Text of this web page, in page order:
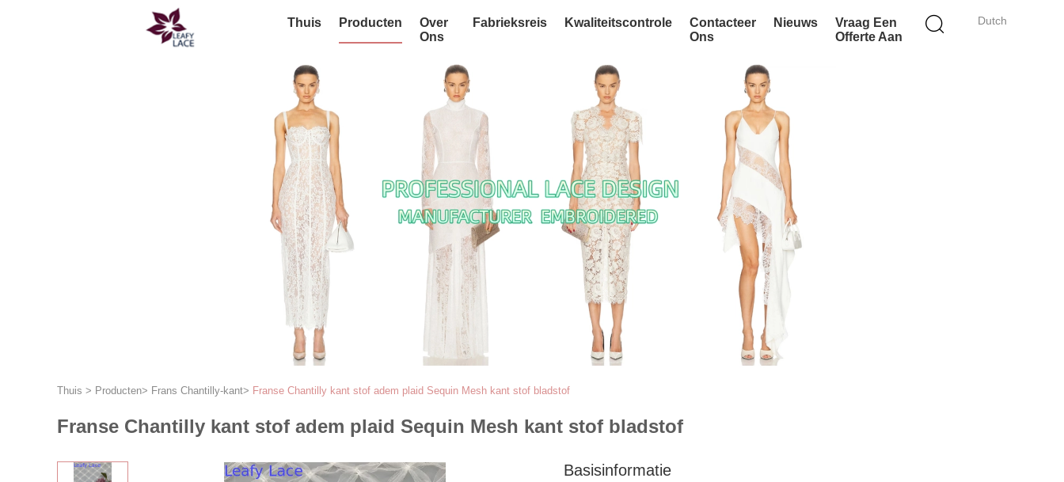
Dutch
Thuis Producten
Over
Ons
Fabrieksreis Kwaliteitscontrole
Contacteer
Ons
Nieuws
Vraag Een
Offerte Aan
Thuis > Producten> Frans Chantilly-kant> Franse Chantilly kant stof adem plaid Sequin Mesh kant stof bladstof
Franse Chantilly kant stof adem plaid Sequin Mesh kant stof bladstof
Basisinformatie